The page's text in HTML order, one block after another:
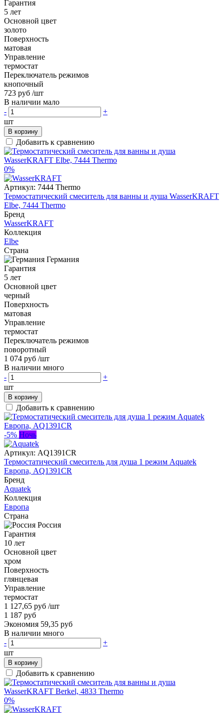
Гарантия
5 лет
Основной цвет
золото
Поверхность
матовая
Управление
термостат
Переключатель режимов
кнопочный
723 руб /шт
В наличии мало
-
+
шт
В корзину
Добавить к сравнению
0%
Артикул: 7444 Thermo
Термостатический смеситель для ванны и душа WasserKRAFT
Elbe, 7444 Thermo
Бренд
WasserKRAFT
Коллекция
Elbe
Страна
Германия
Гарантия
5 лет
Основной цвет
черный
Поверхность
матовая
Управление
термостат
Переключатель режимов
поворотный
1 074 руб /шт
В наличии много
-
+
шт
В корзину
Добавить к сравнению
-5% Ночь
Артикул: AQ1391CR
Термостатический смеситель для душа 1 режим Aquatek
Европа, AQ1391CR
Бренд
Aquatek
Коллекция
Европа
Страна
Россия
Гарантия
10 лет
Основной цвет
хром
Поверхность
глянцевая
Управление
термостат
1 127,65 руб /шт
1 187 руб
Экономия 59,35 руб
В наличии много
-
+
шт
В корзину
Добавить к сравнению
0%